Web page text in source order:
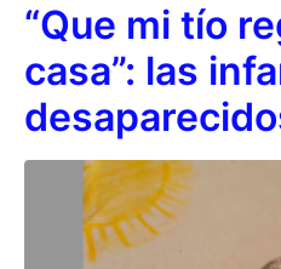
“Que mi tío
casa”: las